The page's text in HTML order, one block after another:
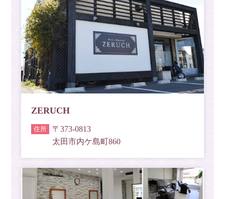
ZERUCH
〒373-0813
太田市内ケ島町860